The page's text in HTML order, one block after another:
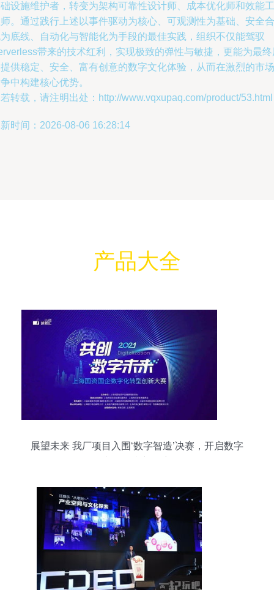
设施维护者，转变为架构可靠性设计师、成本优化师和效能工
。通过践行上述以事件驱动为核心、可观测性为基础、安全合
底线、自动化与智能化为手段的最佳实践，组织不仅能驾驭
带来的技术红利，实现极致的弹性与敏捷，更能为最终
供稳定、安全、富有创意的数字文化体验，从而在激烈的市场
中构建核心优势。
转载，请注明出处：http://www.vqxupaq.com/product/53.html
时间：2026-08-06 16:28:14
产品大全
展望未来 我厂项目入围‘数字智造’决赛，开启数字